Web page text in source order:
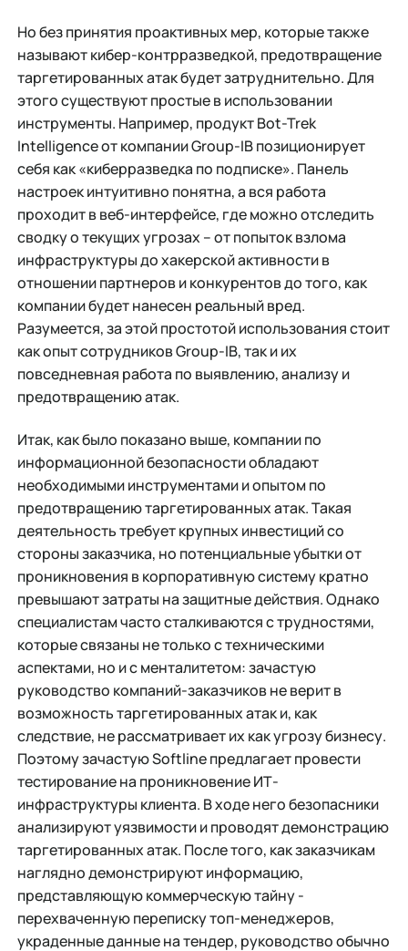
Но без принятия проактивных мер, которые также
называют кибер-контрразведкой, предотвращение
таргетированных атак будет затруднительно. Для
этого существуют простые в использовании
инструменты. Например, продукт Bot-Trek
Intelligence от компании Group-IB позиционирует
себя как «киберразведка по подписке». Панель
настроек интуитивно понятна, а вся работа
проходит в веб-интерфейсе, где можно отследить
сводку о текущих угрозах – от попыток взлома
инфраструктуры до хакерской активности в
отношении партнеров и конкурентов до того, как
компании будет нанесен реальный вред.
Разумеется, за этой простотой использования стоит
как опыт сотрудников Group-IB, так и их
повседневная работа по выявлению, анализу и
предотвращению атак.
Итак, как было показано выше, компании по
информационной безопасности обладают
необходимыми инструментами и опытом по
предотвращению таргетированных атак. Такая
деятельность требует крупных инвестиций со
стороны заказчика, но потенциальные убытки от
проникновения в корпоративную систему кратно
превышают затраты на защитные действия. Однако
специалистам часто сталкиваются с трудностями,
которые связаны не только с техническими
аспектами, но и с менталитетом: зачастую
руководство компаний-заказчиков не верит в
возможность таргетированных атак и, как
следствие, не рассматривает их как угрозу бизнесу.
Поэтому зачастую Softline предлагает провести
тестирование на проникновение ИТ-
инфраструктуры клиента. В ходе него безопасники
анализируют уязвимости и проводят демонстрацию
таргетированных атак. После того, как заказчикам
наглядно демонстрируют информацию,
представляющую коммерческую тайну -
перехваченную переписку топ-менеджеров,
украденные данные на тендер, руководство обычно